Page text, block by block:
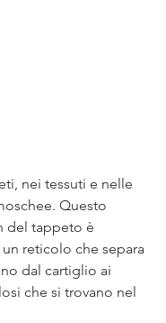
nei tessuti e nelle
Questo
del tappeto è
reticolo che separa
dal cartiglio ai
che si trovano nel